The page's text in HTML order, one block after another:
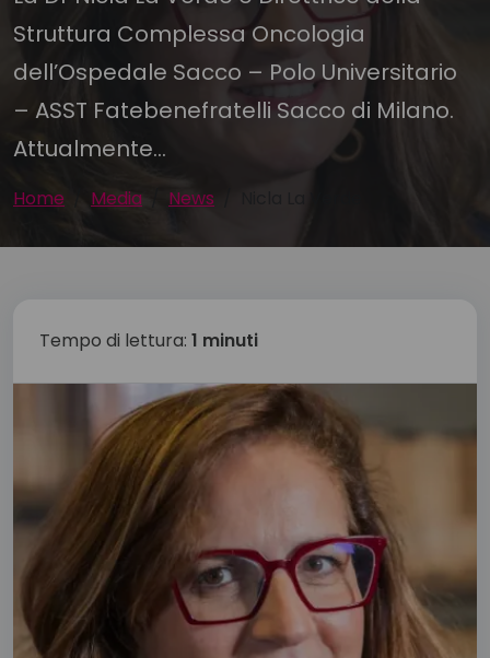
Struttura Complessa Oncologia
dell’Ospedale Sacco – Polo Universitario
– ASST Fatebenefratelli Sacco di Milano.
Attualmente...
Home Media News
Tempo di lettura: 1 minuti